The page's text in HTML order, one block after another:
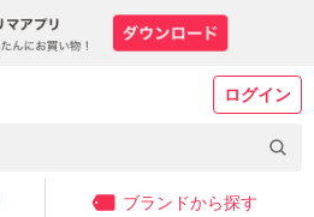
ログイン
ブランドから探す